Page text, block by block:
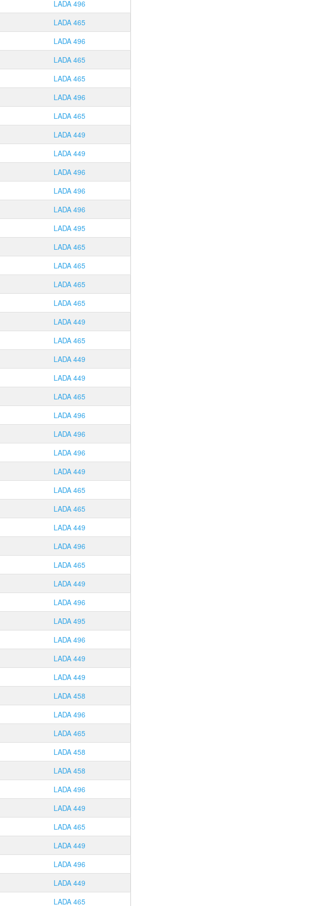
LADA 496
LADA 465
LADA 496
LADA 465
LADA 465
LADA 496
LADA 465
LADA 449
LADA 449
LADA 496
LADA 496
LADA 496
LADA 495
LADA 465
LADA 465
LADA 465
LADA 465
LADA 449
LADA 465
LADA 449
LADA 449
LADA 465
LADA 496
LADA 496
LADA 496
LADA 449
LADA 465
LADA 465
LADA 449
LADA 496
LADA 465
LADA 449
LADA 496
LADA 495
LADA 496
LADA 449
LADA 449
LADA 458
LADA 496
LADA 465
LADA 458
LADA 458
LADA 496
LADA 449
LADA 465
LADA 449
LADA 496
LADA 449
LADA 465